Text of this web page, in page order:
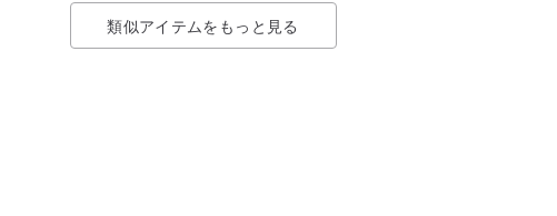
類似アイテムをもっと見る